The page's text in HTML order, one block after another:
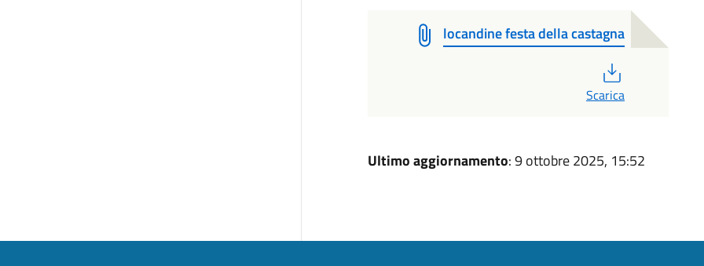
locandine festa della castagna
Scarica
Ultimo aggiornamento: 9 ottobre 2025, 15:52